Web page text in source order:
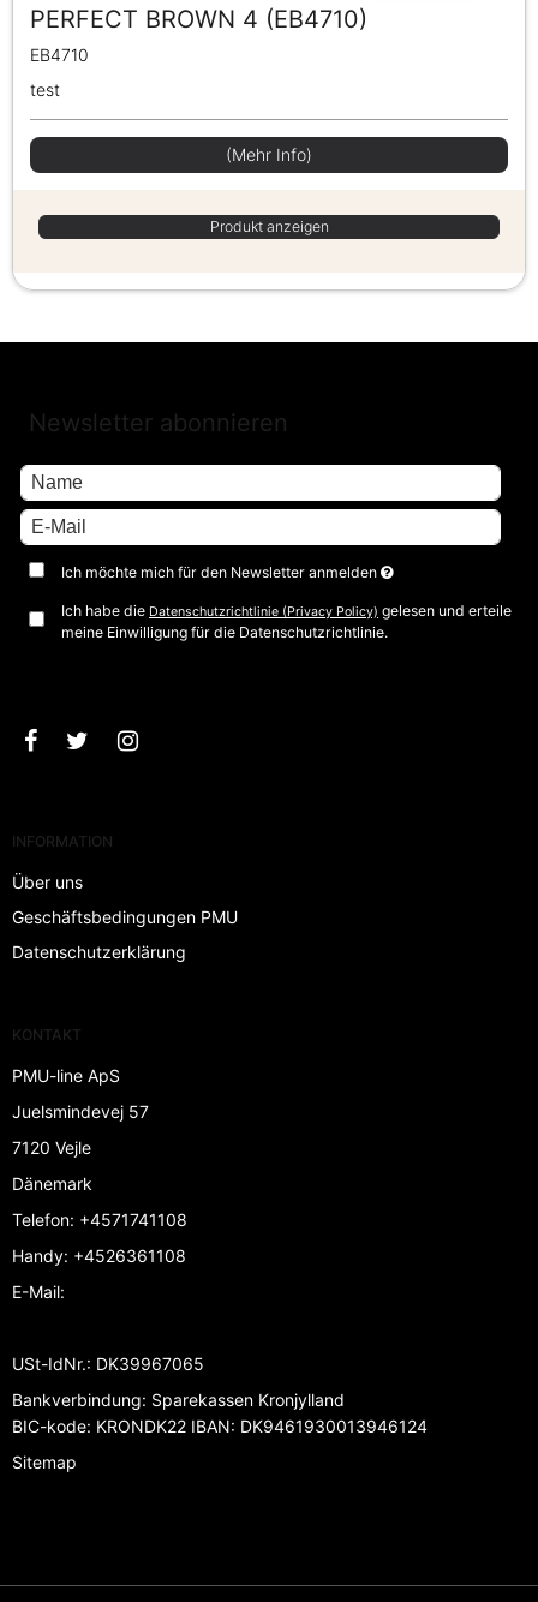
PERFECT BROWN 4 (EB4710)
EB4710
test
(Mehr Info)
Produkt anzeigen
Newsletter abonnieren
Ich möchte mich für den Newsletter anmelden
Ich habe die Datenschutzrichtlinie (Privacy Policy) gelesen und erteile
meine Einwilligung für die Datenschutzrichtlinie.
INFORMATION
Über uns
Geschäftsbedingungen PMU
Datenschutzerklärung
KONTAKT
PMU-line ApS
Juelsmindevej 57
7120 Vejle
Dänemark
Telefon: +4571741108
Handy: +4526361108
E-Mail:
USt-IdNr.: DK39967065
Bankverbindung: Sparekassen Kronjylland
BIC-kode: KRONDK22 IBAN: DK9461930013946124
Sitemap